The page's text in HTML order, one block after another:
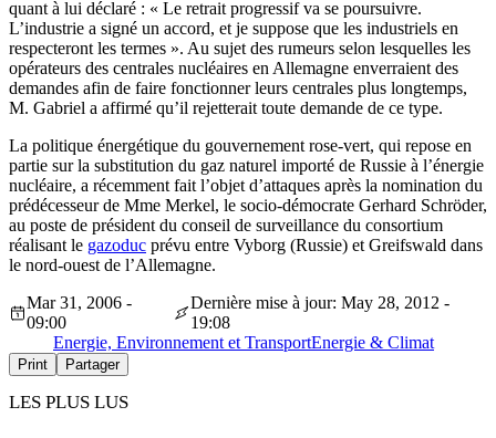
quant à lui déclaré : « Le retrait progressif va se poursuivre.
L’industrie a signé un accord, et je suppose que les industriels en
respecteront les termes ». Au sujet des rumeurs selon lesquelles les
opérateurs des centrales nucléaires en Allemagne enverraient des
demandes afin de faire fonctionner leurs centrales plus longtemps,
M. Gabriel a affirmé qu’il rejetterait toute demande de ce type.
La politique énergétique du gouvernement rose-vert, qui repose en
partie sur la substitution du gaz naturel importé de Russie à l’énergie
nucléaire, a récemment fait l’objet d’attaques après la nomination du
prédécesseur de Mme Merkel, le socio-démocrate Gerhard Schröder,
au poste de président du conseil de surveillance du consortium
réalisant le gazoduc prévu entre Vyborg (Russie) et Greifswald dans
le nord-ouest de l’Allemagne.
Mar 31, 2006 -
09:00
Dernière mise à jour: May 28, 2012 -
19:08
Energie, Environnement et TransportEnergie & Climat
Print Partager
LES PLUS LUS